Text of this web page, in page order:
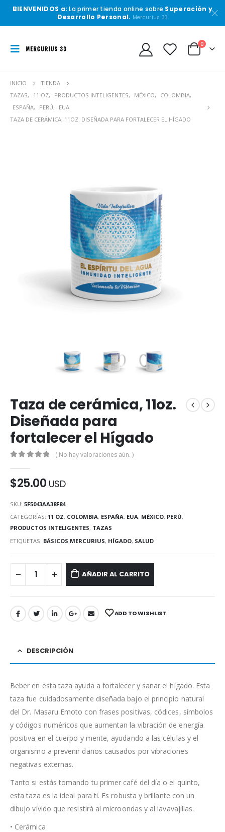
BIENVENIDOS a: La primer tienda online sobre Superación y
Desarrollo Personal. Mercurius 33
0
INICIO
TIENDA
TAZAS, 11 OZ, PRODUCTOS INTELIGENTES, MÉXICO, COLOMBIA,
ESPAÑA, PERÚ,
EUA
TAZA DE CERÁMICA, 11OZ. DISEÑADA PARA FORTALECER EL HÍGADO
Taza de cerámica, 11oz.
Diseñada para
fortalecer el Hígado
( No hay valoraciones aún. )
$25.00 USD
SKU: 5F5043AA38F84
CATEGORÍAS: 11 OZ, COLOMBIA, ESPAÑA, EUA, MÉXICO, PERÚ,
PRODUCTOS INTELIGENTES, TAZAS
ETIQUETAS: BÁSICOS MERCURIUS, HÍGADO, SALUD
AÑADIR AL CARRITO
ADD TO WISHLIST
DESCRIPCIÓN
Beber en esta taza ayuda a fortalecer y sanar el hígado. Esta
taza fue cuidadosamente diseñada bajo el principio natural
del Dr. Masaru Emoto con frases positivas, códices, símbolos
y códigos numéricos que aumentan la vibración de energía
positiva en el cuerpo y mente, ayudando a las células y el
organismo a prevenir daños causados por vibraciones
negativas externas.
Tanto si estás tomando tu primer café del día o el quinto,
esta taza es la ideal para ti. Es robusta y brillante con un
dibujo vívido que resistirá al microondas y al lavavajillas.
• Cerámica